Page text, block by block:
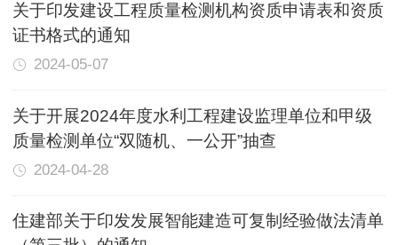
关于印发建设工程质量检测机构资质申请表和资质
证书格式的通知
2024-05-07
关于开展2024年度水利工程建设监理单位和甲级
质量检测单位“双随机、一公开”抽查
2024-04-28
住建部关于印发发展智能建造可复制经验做法清单